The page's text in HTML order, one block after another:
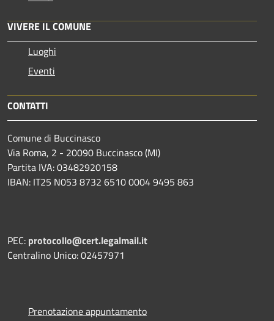
VIVERE IL COMUNE
Luoghi
Eventi
CONTATTI
Comune di Buccinasco
Via Roma, 2 - 20090 Buccinasco (MI)
Partita IVA: 03482920158
IBAN: IT25 N053 8732 6510 0004 9495 863
PEC: protocollo@cert.legalmail.it
Centralino Unico: 02457971
Prenotazione appuntamento